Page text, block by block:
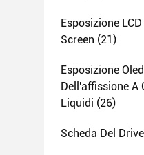
Esposizione
Screen (21)
Esposizione Oled
Dell'affissione A
Liquidi (26)
Scheda Del